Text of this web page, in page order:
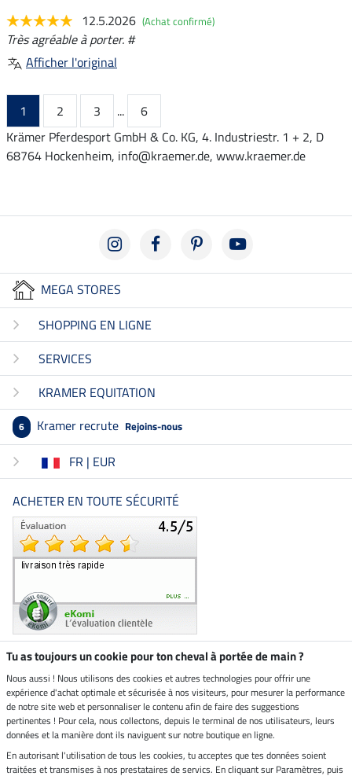
12.5.2026 (Achat confirmé)
Très agréable à porter. #
Afficher l'original
1 2 3 ...
6
Krämer Pferdesport GmbH & Co. KG, 4. Industriestr. 1 + 2, D
68764 Hockenheim, info@kraemer.de, www.kraemer.de
MEGA STORES
SHOPPING EN LIGNE
SERVICES
KRAMER EQUITATION
6 Kramer recrute Rejoins-nous
FR | EUR
ACHETER EN TOUTE SÉCURITÉ
Boutique climatiquement
neutre
Livraison par
Paiement sécurisé
Tu as toujours un cookie pour ton cheval à portée de main ?
Nous aussi ! Nous utilisons des cookies et autres technologies pour offrir une
expérience d'achat optimale et sécurisée à nos visiteurs, pour mesurer la performance
de notre site web et personnaliser le contenu afin de faire des suggestions
pertinentes ! Pour cela, nous collectons, depuis le terminal de nos utilisateurs, leurs
données et la manière dont ils naviguent sur notre boutique en ligne.
En autorisant l'utilisation de tous les cookies, tu acceptes que tes données soient
traitées et transmises à nos prestataires de servics. En cliquant sur Paramètres, puis